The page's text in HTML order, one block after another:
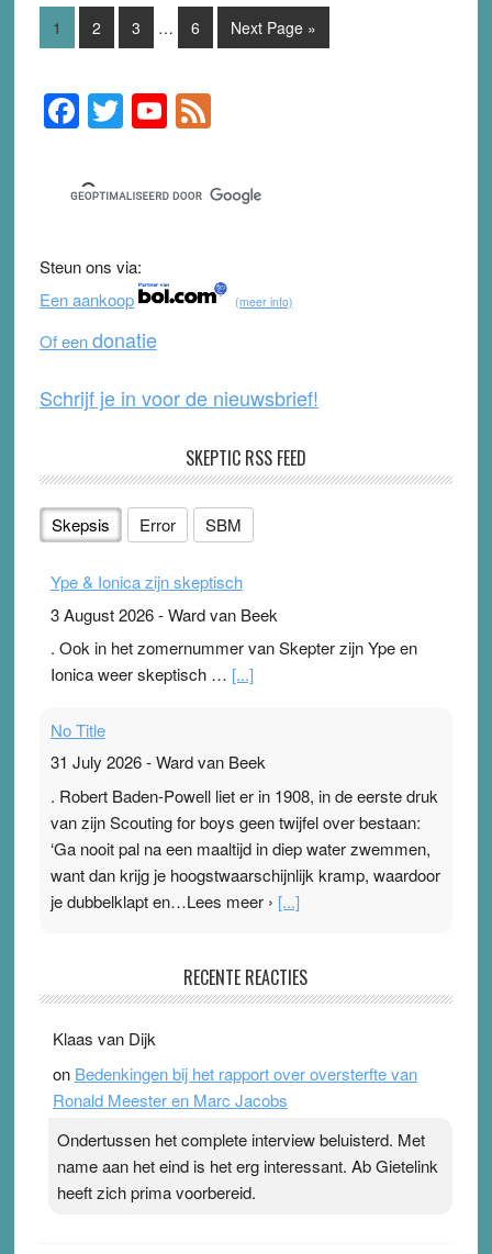
Page
1 Page
2 Page
3
Interim
… Page
6
Go
to
Next Page »
Primary
Sidebar
F
c
e
b
o
o
k
T
tt
er
Y
u
T
b
F
e
d
Steun ons via:
Een aankoop
(meer info)
Of eendonatie
Schrijf je in voor de nieuwsbrief!
SKEPTIC RSS FEED
Skepsis Error SBM
Ype & Ionica zijn skeptisch
3 August 2026-Ward van Beek
. Ook in het zomernummer van Skepter zijn Ype en
Ionica weer skeptisch … [...]
No Title
31 July 2026-Ward van Beek
. Robert Baden-Powell liet er in 1908, in de eerste druk
van zijn Scouting for boys geen twijfel over bestaan:
‘Ga nooit pal na een maaltijd in diep water zwemmen,
want dan krijg je hoogstwaarschijnlijk kramp, waardoor
je dubbelklapt en…Lees meer › [...]
Ward van Beek
topsporters. Ze hopen ermee hun hartslag te verlagen
terwijl ze meer zuurstof opnemen. Daarop heeft zo’n
pleister geen effect. Maar het gevoel ‘makkelijker te
Pleisterplakkers in de topspsort ›[...]
RECENTE REACTIES
Klaas van Dijk
on Bedenkingen bij het rapport over oversterfte van
Ronald Meester en Marc Jacobs
Ondertussen het complete interview beluisterd. Met
name aan het eind is het erg interessant. Ab Gietelink
heeft zich prima voorbereid.